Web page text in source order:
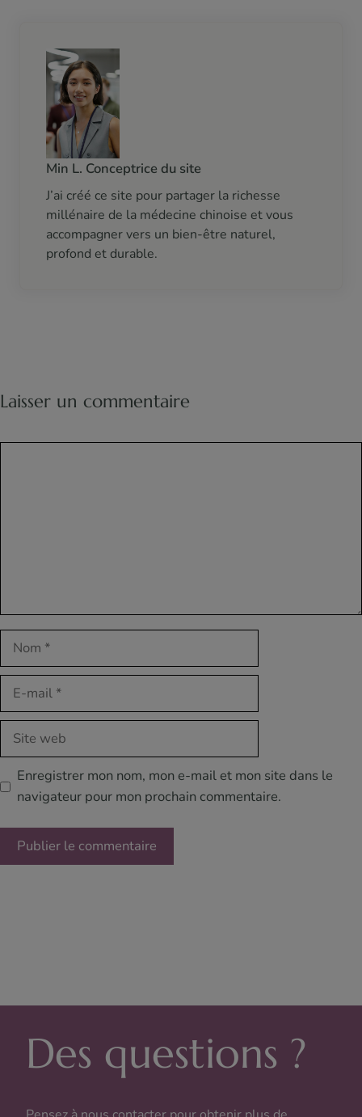
Min L. Conceptrice du site
J’ai créé ce site pour partager la richesse
millénaire de la médecine chinoise et vous
accompagner vers un bien-être naturel,
profond et durable.
Laisser un commentaire
Nom
Site
Enregistrer mon nom, mon e-mail et mon site dans le
navigateur pour mon prochain commentaire.
Des questions ?